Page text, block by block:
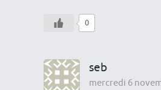
0
seb
mercredi 6